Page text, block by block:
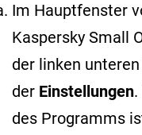
Im Hauptfenster
Kaspersky Small
der linken
der Einstellungen
des Programms